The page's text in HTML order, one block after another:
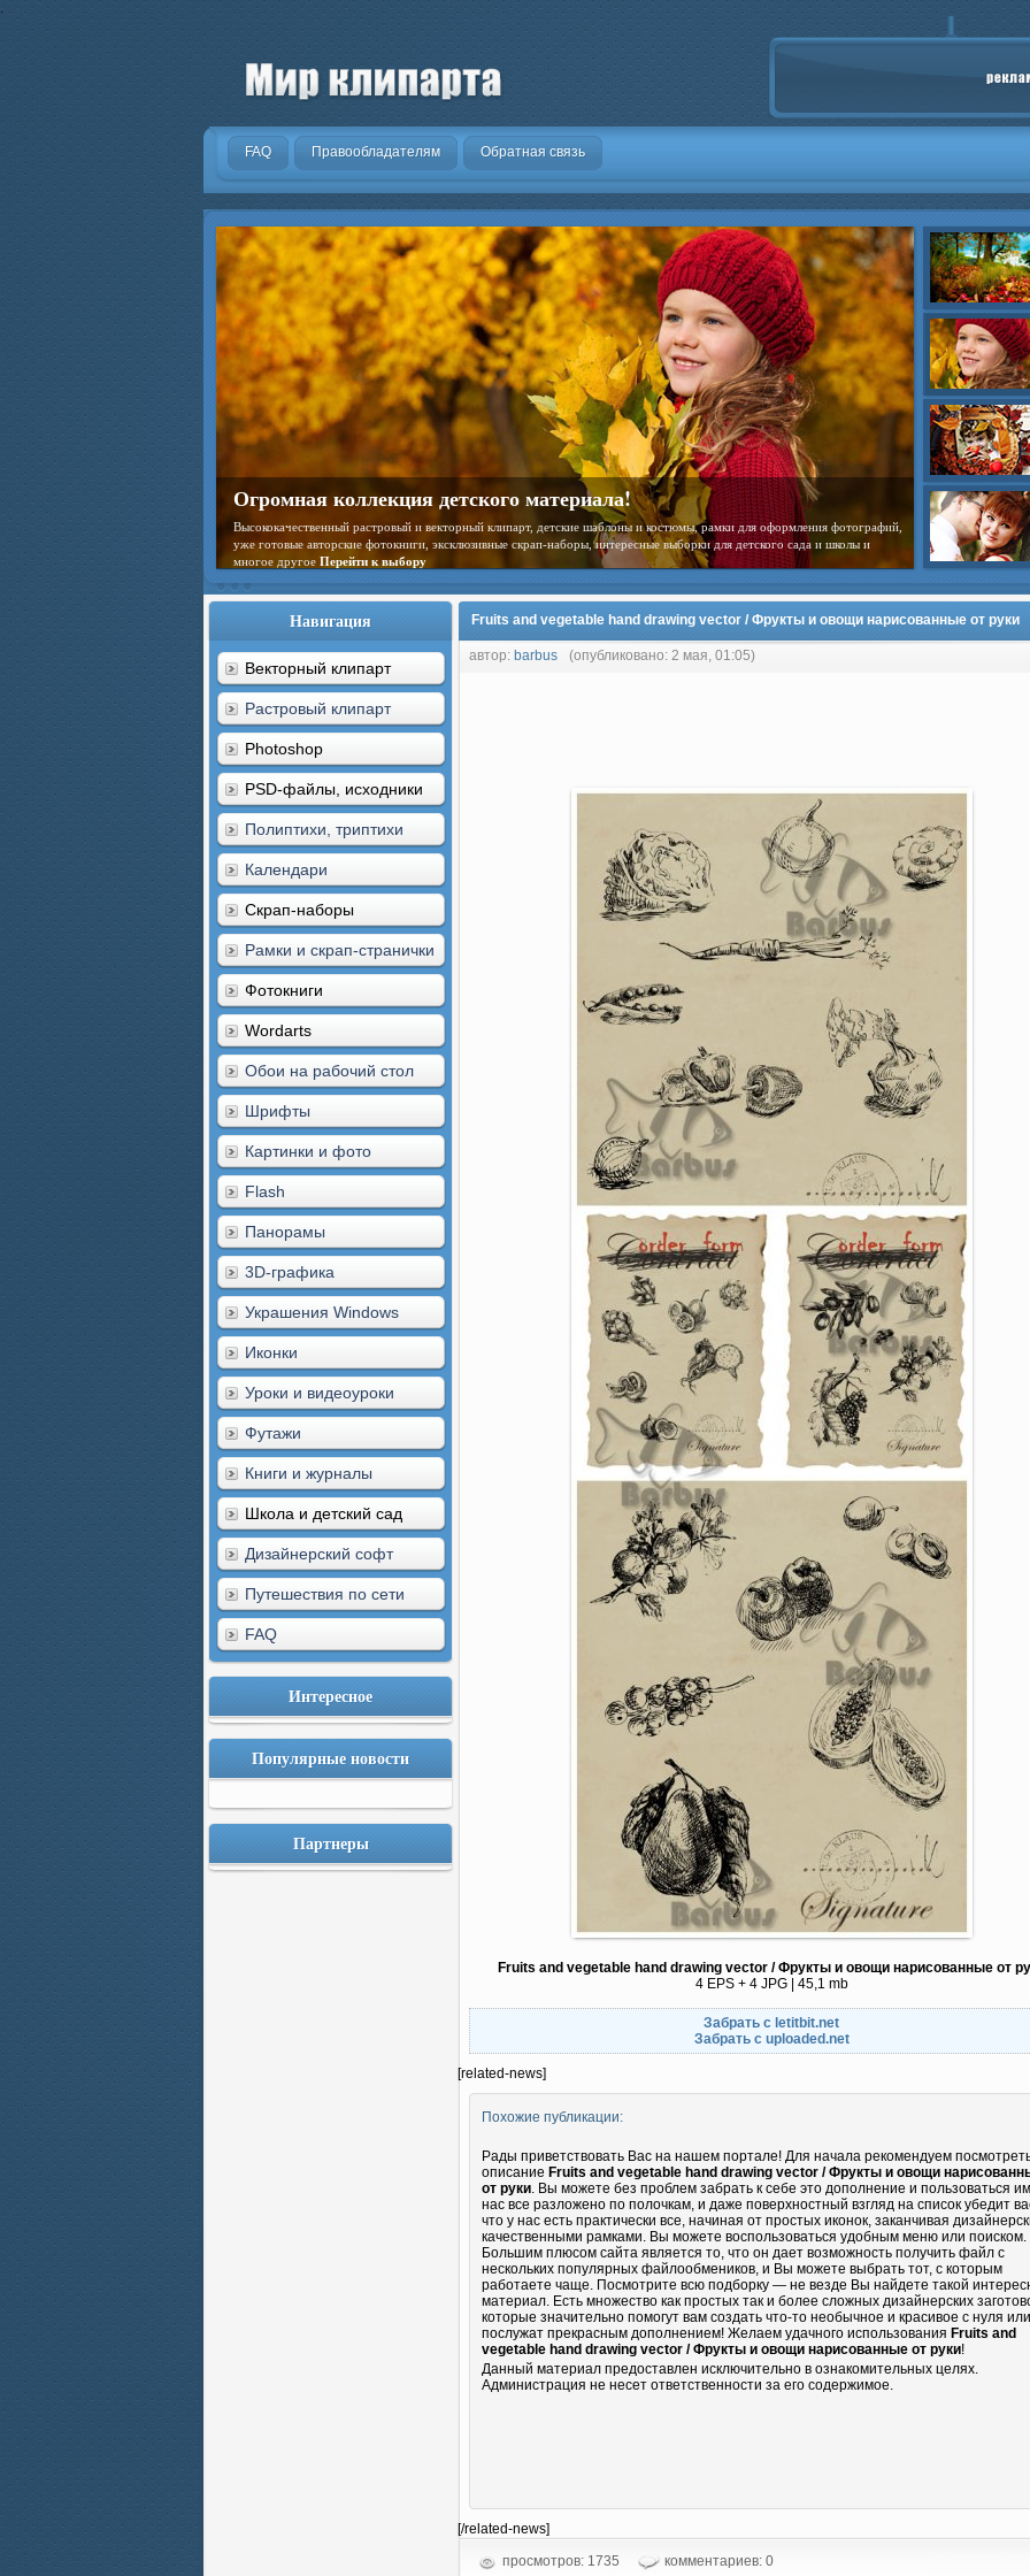
.
FAQ Правообладателям Обратная связь
Огромная коллекция детского материала!
Высококачественный растровый и векторный клипарт, детские шаблоны и костюмы, рамки для оформления фотографий,
уже готовые авторские фотокниги, эксклюзивные скрап-наборы, интересные выборки для детского сада и школы и
многое другое Перейти к выбору
Навигация
Векторный клипарт
Растровый клипарт
Photoshop
PSD-файлы, исходники
Полиптихи, триптихи
Календари
Скрап-наборы
Рамки и скрап-странички
Фотокниги
Wordarts
Обои на рабочий стол
Шрифты
Картинки и фото
Flash
Панорамы
3D-графика
Украшения Windows
Иконки
Уроки и видеоуроки
Футажи
Книги и журналы
Школа и детский сад
Дизайнерский софт
Путешествия по сети
FAQ
Интересное
Популярные новости
Партнеры
Fruits and vegetable hand drawing vector / Фрукты и овощи нарисованные от руки
автор: barbus (опубликовано: 2 мая, 01:05)
Fruits and vegetable hand drawing vector / Фрукты и овощи нарисованные от
4 EPS + 4 JPG | 45,1 mb
Забрать с letitbit.net
Забрать с uploaded.net
[related-news]
Похожие публикации:
Рады приветствовать Вас на нашем портале! Для начала рекомендуем
описание Fruits and vegetable hand drawing vector / Фрукты и овощи
от руки. Вы можете без проблем забрать к себе это дополнение и пользоваться
нас все разложено по полочкам, и даже поверхностный взгляд на список убедит
что у нас есть практически все, начиная от простых иконок, заканчивая
качественными рамками. Вы можете воспользоваться удобным меню или поиском.
Большим плюсом сайта является то, что он дает возможность получить файл с
нескольких популярных файлообмеников, и Вы можете выбрать тот, с которым
работаете чаще. Посмотрите всю подборку — не везде Вы найдете такой
материал. Есть множество как простых так и более сложных дизайнерских
которые значительно помогут вам создать что-то необычное и красивое с нуля или
послужат прекрасным дополнением! Желаем удачного использования Fruits and
vegetable hand drawing vector / Фрукты и овощи нарисованные от руки!
Данный материал предоставлен исключительно в ознакомительных целях.
Администрация не несет ответственности за его содержимое.
[/related-news]
просмотров: 1735
комментариев: 0